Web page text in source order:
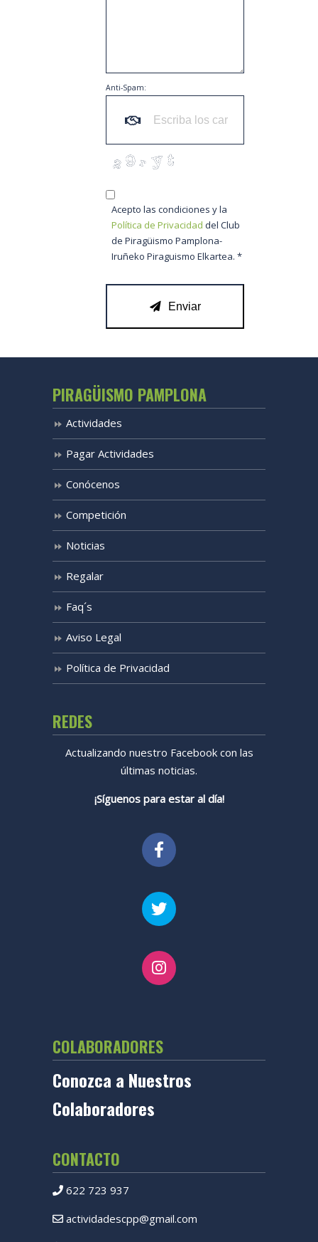
Anti-Spam:
Acepto las condiciones y la
Política de Privacidad del Club
de Piragüismo Pamplona-
Iruñeko Piraguismo Elkartea. *
Enviar
PIRAGÜISMO PAMPLONA
Actividades
Pagar Actividades
Conócenos
Competición
Noticias
Regalar
Faq´s
Aviso Legal
Política de Privacidad
REDES
Actualizando nuestro Facebook con las
últimas noticias.
¡Síguenos para estar al día!
COLABORADORES
Conozca a Nuestros
Colaboradores
CONTACTO
622 723 937
actividadescpp@gmail.com